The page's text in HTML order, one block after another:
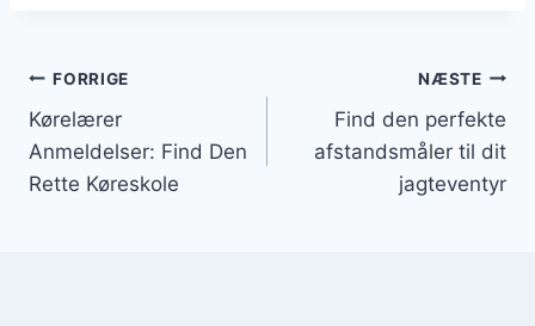
Indlægsnavigation
FORRIGE
Kørelærer
Anmeldelser: Find Den
Rette Køreskole
NÆSTE
Find den perfekte
afstandsmåler til dit
jagteventyr